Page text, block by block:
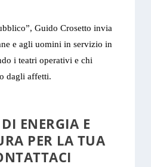
Guido Crosetto invia
e agli uomini in servizio in
i teatri operativi e chi
dagli affetti.
ENERGIA E
PER LA TUA